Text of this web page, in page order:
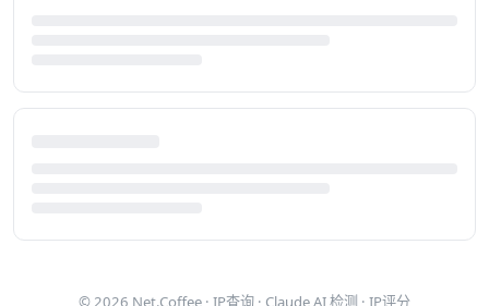
© 2026 Net.Coffee · IP查询 · Claude AI 检测 · IP评分